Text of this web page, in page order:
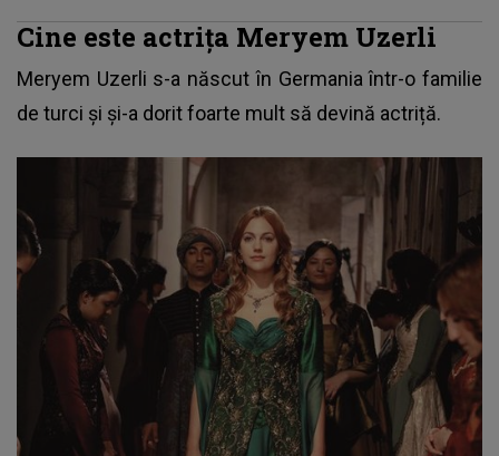
Cine este actrița Meryem Uzerli
Meryem Uzerli s-a născut în Germania într-o familie
de turci și și-a dorit foarte mult să devină actriță.